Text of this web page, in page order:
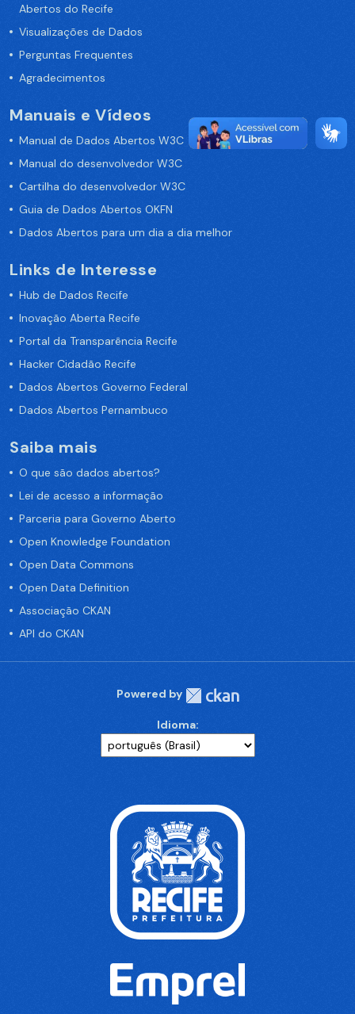
Abertos do Recife
Visualizações de Dados
Perguntas Frequentes
Agradecimentos
Manuais e Vídeos
Manual de Dados Abertos W3C
Manual do desenvolvedor W3C
Cartilha do desenvolvedor W3C
Guia de Dados Abertos OKFN
Dados Abertos para um dia a dia melhor
Links de Interesse
Hub de Dados Recife
Inovação Aberta Recife
Portal da Transparência Recife
Hacker Cidadão Recife
Dados Abertos Governo Federal
Dados Abertos Pernambuco
Saiba mais
O que são dados abertos?
Lei de acesso a informação
Parceria para Governo Aberto
Open Knowledge Foundation
Open Data Commons
Open Data Definition
Associação CKAN
API do CKAN
Powered by
Idioma